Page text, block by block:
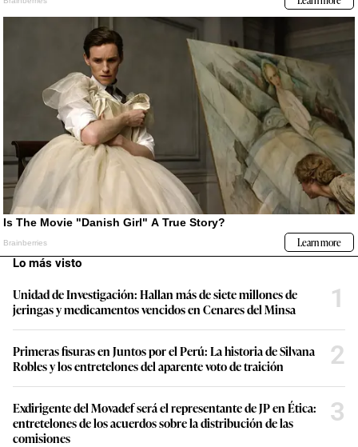
Lo más visto
Unidad de Investigación: Hallan más de siete millones de
jeringas y medicamentos vencidos en Cenares del Minsa
1
Primeras fisuras en Juntos por el Perú: La historia de Silvana
Robles y los entretelones del aparente voto de traición
2
Exdirigente del Movadef será el representante de JP en Ética:
entretelones de los acuerdos sobre la distribución de las
comisiones
3